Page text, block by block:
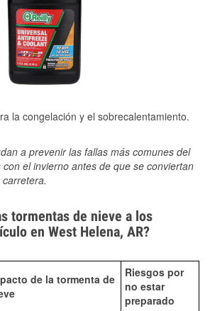
la congelación y el sobrecalentamiento.
a prevenir las fallas más comunes del
el invierno antes de que se conviertan
tormentas de nieve a los
en West Helena, AR?
de la tormenta de
Riesgos por
no estar
preparado